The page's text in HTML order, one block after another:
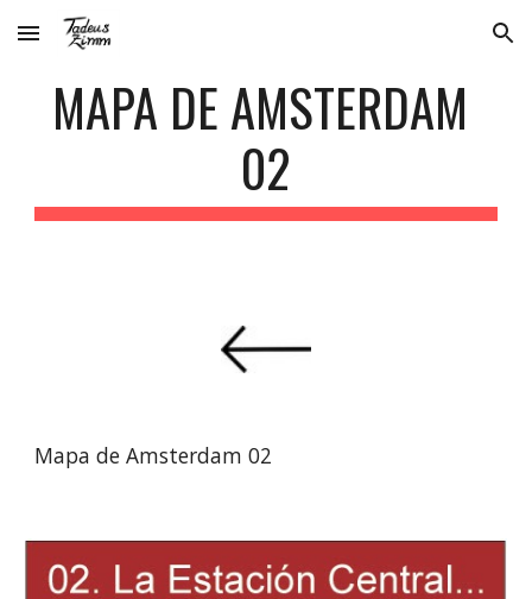
Skip to main content Skip to navigation
MAPA DE AMSTERDAM
02
Mapa de Amsterdam 02